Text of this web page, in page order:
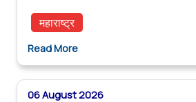
महाराष्ट्र
Read More
06 August 2026